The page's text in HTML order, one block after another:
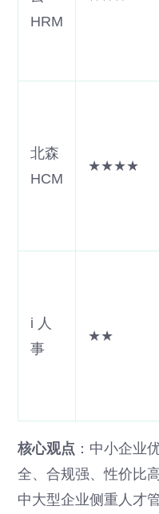
HRM
北森
HCM
★★★★
i 人
事
★★
核心观点 ：中小企业
全、合规强、性价比
中大型企业侧重人才